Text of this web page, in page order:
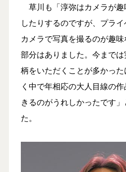
草川も「淳弥はカメラが
したりするのですが、プラ
カメラで写真を撮るのが趣
部分はありました。今まで
柄をいただくことが多かっ
く中で年相応の大人目線の
きるのがうれしかったです
た。